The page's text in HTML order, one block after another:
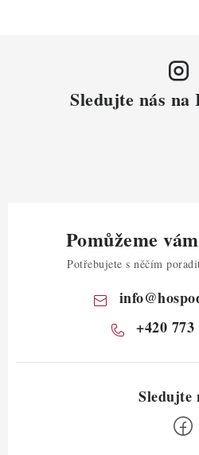
Sledujte nás
Pomůžeme
Potřebujete s něčím
info@
+420